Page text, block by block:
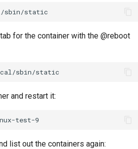
for the container with the @reboot
and restart it:
list out the containers again: